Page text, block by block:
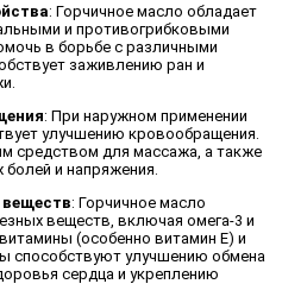
: Горчичное масло обладает
и противогрибковыми
в борьбе с различными
заживлению ран и
: При наружном применении
улучшению кровообращения.
средством для массажа, а также
и напряжения.
веществ: Горчичное масло
веществ, включая омега-3 и
(особенно витамин E) и
способствуют улучшению обмена
сердца и укреплению